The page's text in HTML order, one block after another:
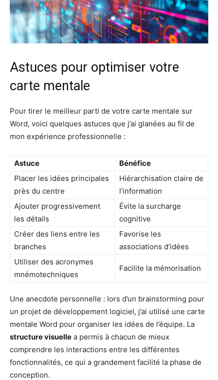
Astuces pour optimiser votre
carte mentale
Pour tirer le meilleur parti de votre carte mentale sur
Word, voici quelques astuces que j’ai glanées au fil de
mon expérience professionnelle :
Astuce
Bénéfice
Placer les idées principales
près du centre
Hiérarchisation claire de
l’information
Ajouter progressivement
les détails
Évite la surcharge
cognitive
Créer des liens entre les
branches
Favorise les
associations d’idées
Utiliser des acronymes
mnémotechniques
Facilite la mémorisation
Une anecdote personnelle : lors d’un brainstorming pour
un projet de développement logiciel, j’ai utilisé une carte
mentale Word pour organiser les idées de l’équipe. La
structure visuelle a permis à chacun de mieux
comprendre les interactions entre les différentes
fonctionnalités, ce qui a grandement facilité la phase de
conception.